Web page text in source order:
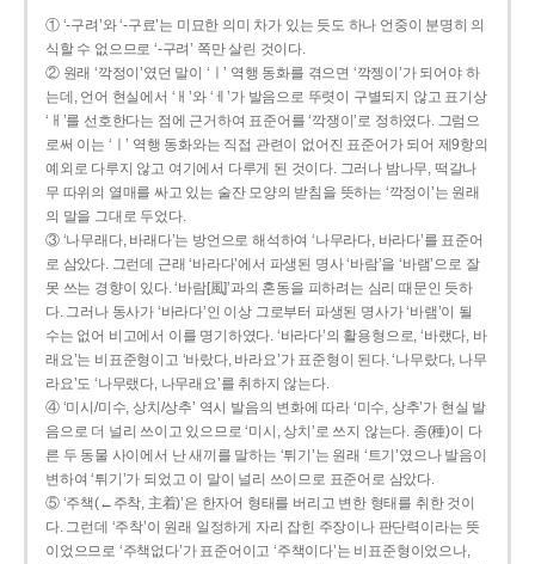
① ‘-구려’와 ‘-구료’는 미묘한 의미 차가 있는 듯도 하나 언중이 분명히 의
식할 수 없으므로 ‘-구려’ 쪽만 살린 것이다.
② 원래 ‘깍정이’였던 말이 ‘ㅣ’ 역행 동화를 겪으면 ‘깍젱이’가 되어야 하
는데, 언어 현실에서 ‘ㅐ’와 ‘ㅔ’가 발음으로 뚜렷이 구별되지 않고 표기상
‘ㅐ’를 선호한다는 점에 근거하여 표준어를 ‘깍쟁이’로 정하였다. 그럼으
로써 이는 ‘ㅣ’ 역행 동화와는 직접 관련이 없어진 표준어가 되어 제9항의
예외로 다루지 않고 여기에서 다루게 된 것이다. 그러나 밤나무, 떡갈나
무 따위의 열매를 싸고 있는 술잔 모양의 받침을 뜻하는 ‘깍정이’는 원래
의 말을 그대로 두었다.
③ ‘나무래다, 바래다’는 방언으로 해석하여 ‘나무라다, 바라다’를 표준어
로 삼았다. 그런데 근래 ‘바라다’에서 파생된 명사 ‘바람’을 ‘바램’으로 잘
못 쓰는 경향이 있다. ‘바람[風]’과의 혼동을 피하려는 심리 때문인 듯하
다. 그러나 동사가 ‘바라다’인 이상 그로부터 파생된 명사가 ‘바램’이 될
수는 없어 비고에서 이를 명기하였다. ‘바라다’의 활용형으로, ‘바랬다, 바
래요’는 비표준형이고 ‘바랐다, 바라요’가 표준형이 된다. ‘나무랐다, 나무
라요’도 ‘나무랬다, 나무래요’를 취하지 않는다.
④ ‘미시/미수, 상치/상추’ 역시 발음의 변화에 따라 ‘미수, 상추’가 현실 발
음으로 더 널리 쓰이고 있으므로 ‘미시, 상치’로 쓰지 않는다. 종(種)이 다
른 두 동물 사이에서 난 새끼를 말하는 ‘튀기’는 원래 ‘트기’였으나 발음이
변하여 ‘튀기’가 되었고 이 말이 널리 쓰이므로 표준어로 삼았다.
⑤ ‘주책(←주착, 主着)’은 한자어 형태를 버리고 변한 형태를 취한 것이
다. 그런데 ‘주착’이 원래 일정하게 자리 잡힌 주장이나 판단력이라는 뜻
이었으므로 ‘주책없다’가 표준어이고 ‘주책이다’는 비표준형이었으나,